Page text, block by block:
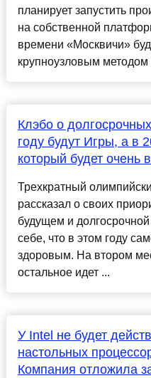
планирует запустить
на собственной
времени «Москвичи»
крупноузловым
Клэбо о
году будут Игры, а
который будет очень
Трехкратный
рассказал о своих
будущем и
себе, что в этом году
здоровым. На втором
остальное идет ...
У Intel не будет
настольных
Компания отложила